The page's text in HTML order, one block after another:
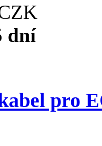
dní
pro